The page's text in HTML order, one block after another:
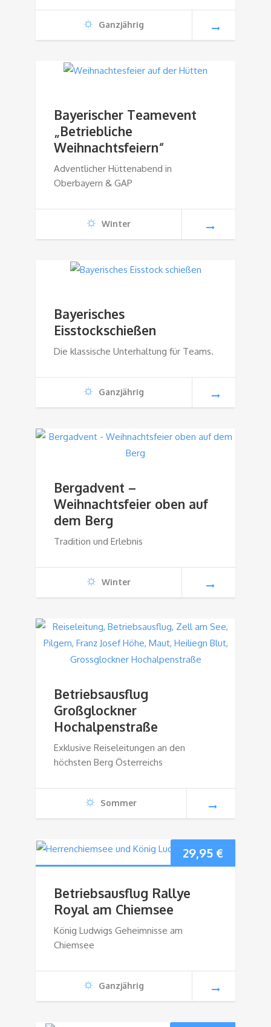
Ganzjährig
Bayerischer Teamevent
„Betriebliche
Weihnachtsfeiern“
Adventlicher Hüttenabend in
Oberbayern & GAP
Winter
Bayerisches
Eisstockschießen
Die klassische Unterhaltung für Teams.
Ganzjährig
Bergadvent –
Weihnachtsfeier oben auf
dem Berg
Tradition und Erlebnis
Winter
Betriebsausflug
Großglockner
Hochalpenstraße
Exklusive Reiseleitungen an den
höchsten Berg Österreichs
Sommer
29,95 €
Betriebsausflug Rallye
Royal am Chiemsee
König Ludwigs Geheimnisse am
Chiemsee
Ganzjährig